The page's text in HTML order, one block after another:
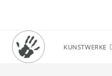
springen
KUNSTWERKE